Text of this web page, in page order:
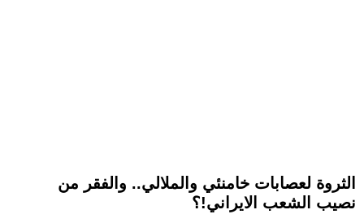
الثروة لعصابات خامنئي والملالي.. والفقر من
نصيب الشعب الايراني!؟